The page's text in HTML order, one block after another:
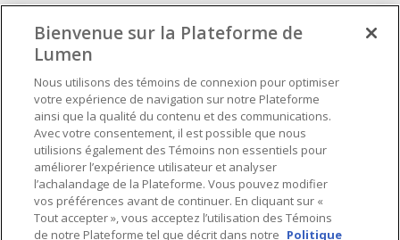
Bienvenue sur la Plateforme de
Lumen
Nous utilisons des témoins de connexion pour optimiser
votre expérience de navigation sur notre Plateforme
ainsi que la qualité du contenu et des communications.
Avec votre consentement, il est possible que nous
utilisions également des Témoins non essentiels pour
améliorer l’expérience utilisateur et analyser
l’achalandage de la Plateforme. Vous pouvez modifier
vos préférences avant de continuer. En cliquant sur «
Tout accepter », vous acceptez l’utilisation des Témoins
de notre Plateforme tel que décrit dans notre Politique